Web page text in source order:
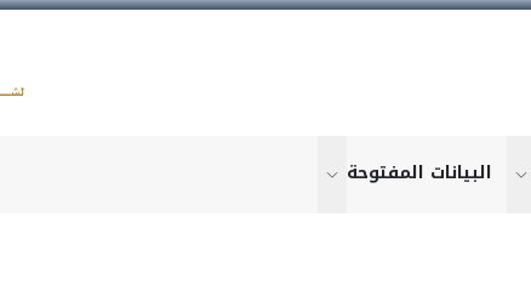
show
show submenu for "More"
البيانات المفتوحة show submenu for "More"